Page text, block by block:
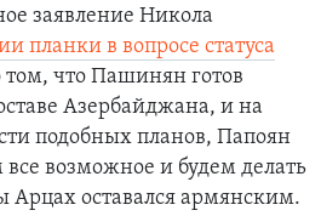
заявление Никола
планки в вопросе статуса
том, что Пашинян готов
Азербайджана, и на
подобных планов, Папоян
возможное и будем делать
Арцах оставался армянским.